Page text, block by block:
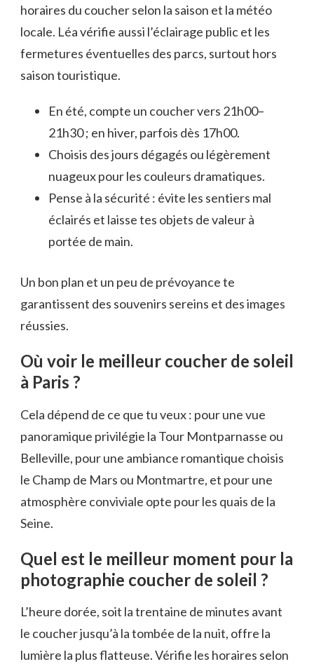
horaires du coucher selon la saison et la météo
locale. Léa vérifie aussi l’éclairage public et les
fermetures éventuelles des parcs, surtout hors
saison touristique.
En été, compte un coucher vers 21h00–
21h30 ; en hiver, parfois dès 17h00.
Choisis des jours dégagés ou légèrement
nuageux pour les couleurs dramatiques.
Pense à la sécurité : évite les sentiers mal
éclairés et laisse tes objets de valeur à
portée de main.
Un bon plan et un peu de prévoyance te
garantissent des souvenirs sereins et des images
réussies.
Où voir le meilleur coucher de soleil
à Paris ?
Cela dépend de ce que tu veux : pour une vue
panoramique privilégie la Tour Montparnasse ou
Belleville, pour une ambiance romantique choisis
le Champ de Mars ou Montmartre, et pour une
atmosphère conviviale opte pour les quais de la
Seine.
Quel est le meilleur moment pour la
photographie coucher de soleil ?
L’heure dorée, soit la trentaine de minutes avant
le coucher jusqu’à la tombée de la nuit, offre la
lumière la plus flatteuse. Vérifie les horaires selon